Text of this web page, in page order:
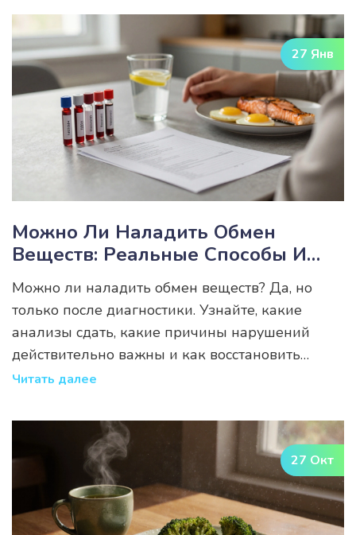
27 Янв
Можно Ли Наладить Обмен
Веществ: Реальные Способы И
Что Действительно Работает
Можно ли наладить обмен веществ? Да, но
только после диагностики. Узнайте, какие
анализы сдать, какие причины нарушений
действительно важны и как восстановить
метаболизм без диет и таблеток.
Читать далее
27 Окт